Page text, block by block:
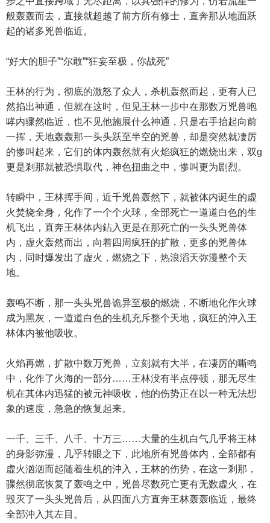
般轰轰而去，直接就超越了前方所有修士，直奔那从地面跃
起的诸多兇兽临近。
“好大的胆子”“尔敢”“狂妄至极，你战死”
王林的行为，彻底的激怒了众人，杀机轰然而起，更有人已
然掐出神通，但就在这时，但见王林一步中在那数万兇兽咆
哮内骤然临近，也不见他施展什么神通，只是右手抬起向前
一挥，天地轰轰那一头头跃至半空的兇兽，却是突然就凄厉
的惨叫起来，它们的体内轰然就有火焰疯狂的燃烧出来，双g
更是剎那就被恐惧取代，神色扭曲之中，惨叫更为剧烈。
转瞬中，王林挥手间，近千兇兽轰然下，就被体内诞生的虚
火焚烧全身，化作了一个个火球，全部死亡一道道白色的生
机飞出，直奔王林体内鉆入更是在那死亡的一头头兇兽体
内，虚火轰然而出，向着四周疯狂的扩散，更多的兇兽体
内，同时爆发出了虚火，燃烧之下，热浪滔天弥漫整个天
地。
轰鸣不断，那一头头兇兽诡异至极的燃烧，不断地化作火球
成为黑灰，一道道白色的生机充斥整个天地，疯狂的沖入王
林体内被他吸收。
火焰再燃，扩散中数万兇兽，立刻就有大半，在凄厉的嘶鸣
中，化作了火海的一部分……王林没有半点停顿，那无尽生
机在其体内迅猛的被元神吸收，他的伤势正在以一种无法想
象的速度，急急的恢复起来。
一千、三千、八千、十万三……大量的生机白气几乎将王林
的身影弥漫，几乎转眼之下，此地所有兇兽体内，全部都有
虚火汹汹而起随着生机的沖入，王林的伤势，在这一剎那，
骤然彻底恢复了轰鸣之中，兇兽尽数死亡更有无数虚火，在
毁灭了一头头兇兽后，从四面八方直奔王林轰轰临近，最终
全部沖入其左目。